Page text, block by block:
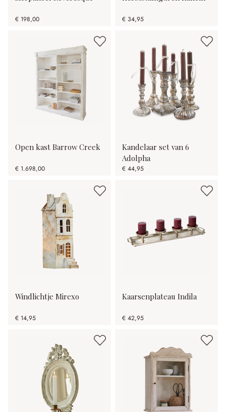
€ 198,00 € 34,95
Open kast Barrow Creek
€ 1.698,00
Kandelaar set van 6
Adolpha
€ 44,95
Windlichtje Mirexo
€ 14,95
Kaarsenplateau Indila
€ 42,95